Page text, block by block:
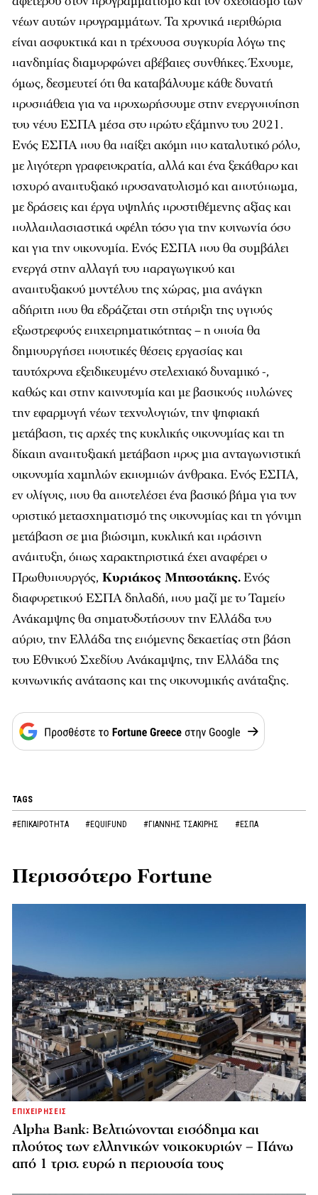
νέων αυτών προγραμμάτων. Τα χρονικά περιθώρια
είναι ασφυκτικά και η τρέχουσα συγκυρία λόγω της
πανδημίας διαμορφώνει αβέβαιες συνθήκες. Έχουμε,
όμως, δεσμευτεί ότι θα καταβάλουμε κάθε δυνατή
προσπάθεια για να προχωρήσουμε στην ενεργοποίηση
του νέου ΕΣΠΑ μέσα στο πρώτο εξάμηνο του 2021.
Ενός ΕΣΠΑ που θα παίξει ακόμη πιο καταλυτικό ρόλο,
με λιγότερη γραφειοκρατία, αλλά και ένα ξεκάθαρο και
ισχυρό αναπτυξιακό προσανατολισμό και αποτύπωμα,
με δράσεις και έργα υψηλής προστιθέμενης αξίας και
πολλαπλασιαστικά οφέλη τόσο για την κοινωνία όσο
και για την οικονομία. Ενός ΕΣΠΑ που θα συμβάλει
ενεργά στην αλλαγή του παραγωγικού και
αναπτυξιακού μοντέλου της χώρας, μια ανάγκη
αδήριτη που θα εδράζεται στη στήριξη της υγιούς
εξωστρεφούς επιχειρηματικότητας – η οποία θα
δημιουργήσει ποιοτικές θέσεις εργασίας και
ταυτόχρονα εξειδικευμένο στελεχιακό δυναμικό -,
καθώς και στην καινοτομία και με βασικούς πυλώνες
την εφαρμογή νέων τεχνολογιών, την ψηφιακή
μετάβαση, τις αρχές της κυκλικής οικονομίας και τη
δίκαιη αναπτυξιακή μετάβαση προς μια ανταγωνιστική
οικονομία χαμηλών εκπομπών άνθρακα. Ενός ΕΣΠΑ,
εν ολίγοις, που θα αποτελέσει ένα βασικό βήμα για τον
οριστικό μετασχηματισμό της οικονομίας και τη γόνιμη
μετάβαση σε μια βιώσιμη, κυκλική και πράσινη
ανάπτυξη, όπως χαρακτηριστικά έχει αναφέρει ο
Πρωθυπουργός, Κυριάκος Μητσοτάκης.Ενός
διαφορετικού ΕΣΠΑ δηλαδή, που μαζί με το Ταμείο
Ανάκαμψης θα σηματοδοτήσουν την Ελλάδα του
αύριο, την Ελλάδα της επόμενης δεκαετίας στη βάση
του Εθνικού Σχεδίου Ανάκαμψης, την Ελλάδα της
κοινωνικής ανάτασης και της οικονομικής ανάταξης.
TAGS
#ΕΠΙΚΑΙΡΟΤΗΤΑ #EQUIFUND #ΓΙΑΝΝΗΣ ΤΣΑΚΙΡΗΣ #ΕΣΠΑ
Περισσότερο Fortune
ΕΠΙΧΕΙΡΗΣΕΙΣ
Alpha Bank: Βελτιώνονται εισόδημα και
πλούτος των ελληνικών νοικοκυριών – Πάνω
από 1 τρισ. ευρώ η περιουσία τους